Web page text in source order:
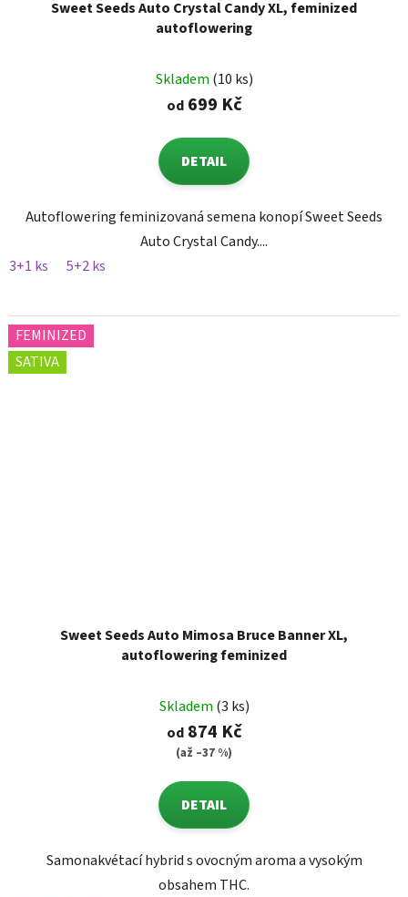
Sweet Seeds Auto Crystal Candy XL, feminized
autoflowering
Skladem (10 ks)
od699 Kč
DETAIL
Autoflowering feminizovaná semena konopí Sweet Seeds
Auto Crystal Candy....
3+1 ks
5+2 ks
FEMINIZED
SATIVA
Sweet Seeds Auto Mimosa Bruce Banner XL,
autoflowering feminized
Skladem (3 ks)
od874 Kč
(až –37 %)
DETAIL
Samonakvétací hybrid s ovocným aroma a vysokým
obsahem THC.